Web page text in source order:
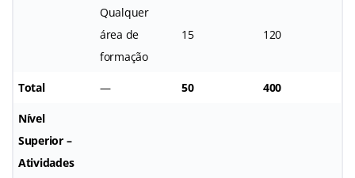
Qualquer
área de
formação
15 120
Total — 50 400
Nível
Superior –
Atividades